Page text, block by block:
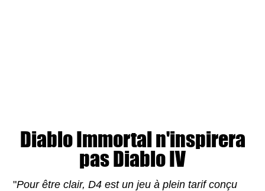
Diablo Immortal n'inspirera
pas Diablo IV
"Pour être clair, D4 est un jeu à plein tarif conçu